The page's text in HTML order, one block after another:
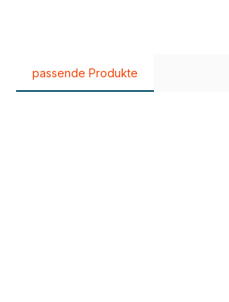
passende Produkte